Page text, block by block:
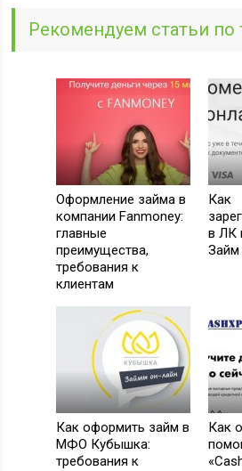
Сумма, руб до
Ставка в день от
Срокдо 30
ПОЛУЧИТЬ
ВЫСОКОЕ
Сумма, руб до
Ставка в деньот
Рекомендуем статьи по
Оформление займа в
компании Fanmoney:
главные
преимущества,
требования к
клиентам
Как
в ЛК
Займ
Как оформить займ в
МФО Кубышка:
требования к
Как